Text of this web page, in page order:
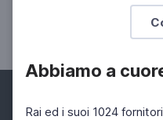
Abbiamo a
Rai ed i suoi 1024
Emporio Daverio, 2013